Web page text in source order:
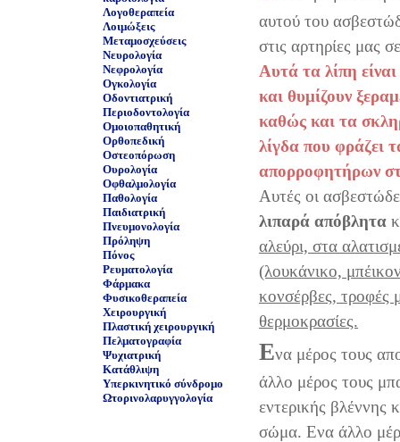
Λογοθεραπεία
Λοιμώξεις
Μεταμοσχεύσεις
Νευρολογία
Νεφρολογία
Ογκολογία
Οδοντιατρική
Περιοδοντολογία
Ομοιοπαθητική
Ορθοπεδική
Οστεοπόρωση
Ουρολογία
Οφθαλμολογία
Παθολογία
Παιδιατρική
Πνευμονολογία
Πρόληψη
Πόνος
Ρευματολογία
Φάρμακα
Φυσικοθεραπεία
Χειρουργική
Πλαστική χειρουργική
Πελματογραφία
Ψυχιατρική
Κατάθλιψη
Υπερκινητικό σύνδρομο
Ωτορινολαρυγγολογία
αυτού του
στις αρτηρίες μας
Αυτά τα λίπη
και θυμίζουν
καθώς και τα
λίγδα που φράζει
απορροφητήρων
Αυτές οι
λιπαρά απόβλητα
αλεύρι, στα
(λουκάνικο,
κονσέρβες, τροφές
θερμοκρασίες.
Ενα μέρος τους
άλλο μέρος τους
εντερικής βλέννης
σώμα. Ενα άλλο